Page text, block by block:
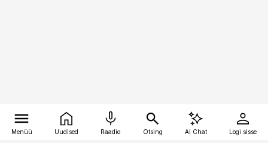
Menüü Uudised Raadio Otsing AI Chat Logi sisse